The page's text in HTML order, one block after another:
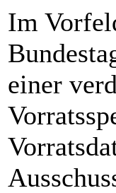
Im
einer